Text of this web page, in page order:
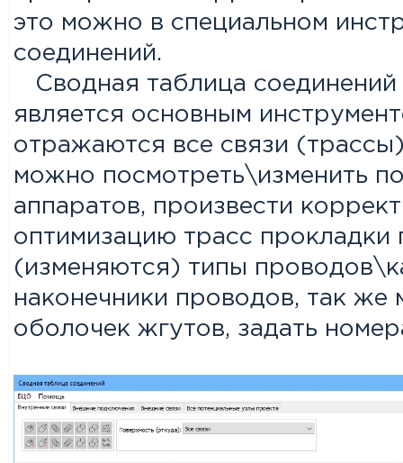
это можно в специальном
соединений.
Сводная таблица
является основным
отражаются все связи
можно посмотреть\изменить
аппаратов, произвести
оптимизацию трасс
(изменяются) типы
наконечники проводов, так
оболочек жгутов, задать